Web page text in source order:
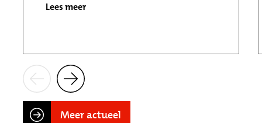
Lees meer
Meer actueel